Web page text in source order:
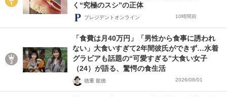
く“究極のスシ”の正体
プレジデントオンライン 10時間前
「食費は月40万円」「男性から食事に誘われ
ない」大食いすぎて2年間彼氏ができず…水着
グラビアも話題の“可愛すぎる”大食い女子
（24）が語る、驚愕の食生活
徳重 龍徳 2026/08/01